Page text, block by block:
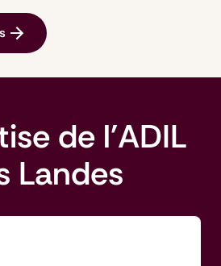
de l'ADIL
Landes